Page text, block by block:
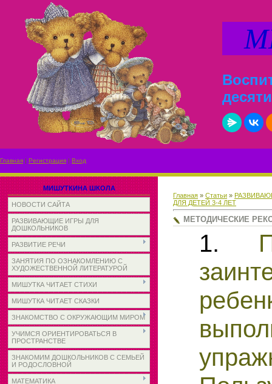
Главная | Регистрация | Вход
МИШУТКИНА ШКОЛА
НОВОСТИ САЙТА
РАЗВИВАЮЩИЕ ИГРЫ ДЛЯ
ДОШКОЛЬНИКОВ
РАЗВИТИЕ РЕЧИ
ЗАНЯТИЯ ПО ОЗНАКОМЛЕНИЮ С
ХУДОЖЕСТВЕННОЙ ЛИТЕРАТУРОЙ
МИШУТКА ЧИТАЕТ СТИХИ
МИШУТКА ЧИТАЕТ СКАЗКИ
ЗНАКОМСТВО С ОКРУЖАЮЩИМ МИРОМ
УЧИМСЯ ОРИЕНТИРОВАТЬСЯ В
ПРОСТРАНСТВЕ
ЗНАКОМИМ ДОШКОЛЬНИКОВ С СЕМЬЕЙ
И РОДОСЛОВНОЙ
МАТЕМАТИКА
Главная » Статьи »
ДЛЯ ДЕТЕЙ 3-4 ЛЕТ
МЕТОДИЧЕСКИЕ
1.